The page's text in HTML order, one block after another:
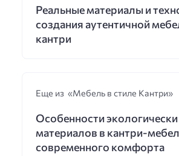
Реальные материалы и
создания аутентичной
кантри
Еще из «Мебель в стиле Кантри»
Особенности
материалов в кантри-
современного комфорта